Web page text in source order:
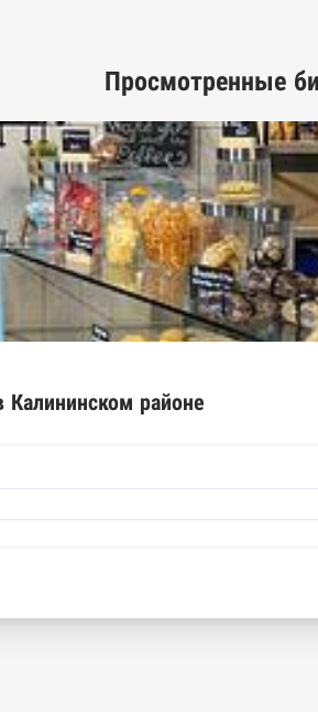
палаты
движимого имущества
ФМС
предпринимательства ФНС
Просмотренные
Калининском районе